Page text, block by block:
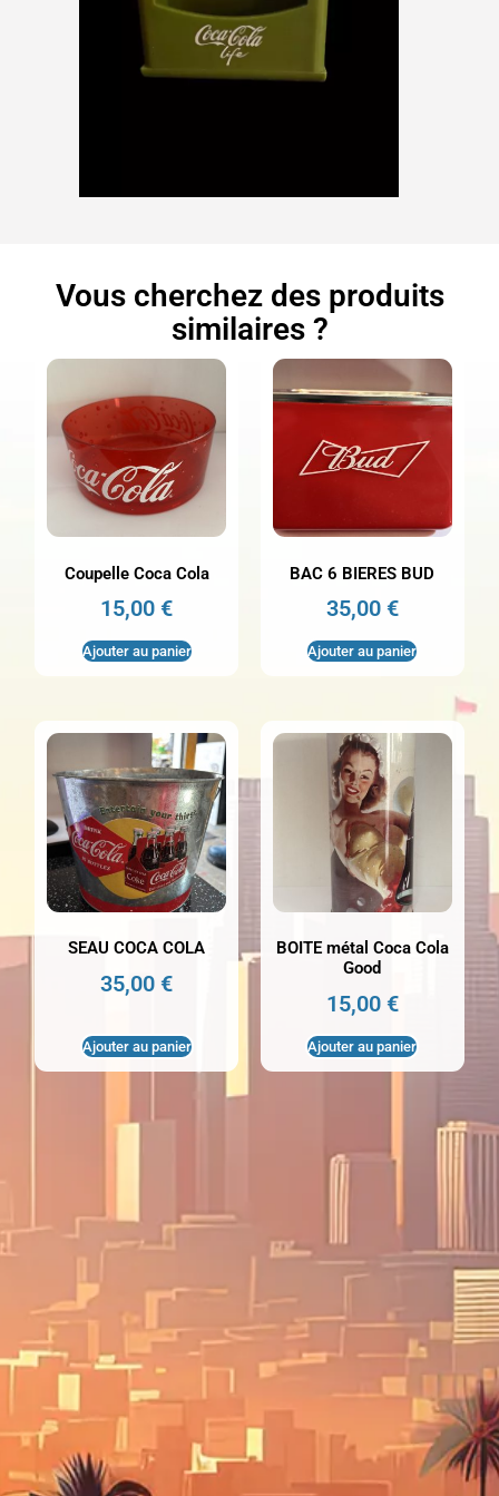
Vous cherchez des produits
similaires ?
Coupelle Coca Cola
15,00€
Ajouter au panier
BAC 6 BIERES BUD
35,00 €
Ajouter au panier
SEAU COCA COLA
35,00€
Ajouter au panier
BOITE métal Coca Cola
Good
15,00 €
Ajouter au panier